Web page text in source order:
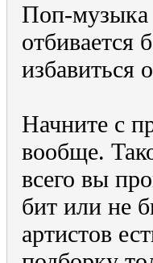
Поп-музыка
отбивается
избавиться
Начните с
вообще.
всего вы
бит или не
артистов